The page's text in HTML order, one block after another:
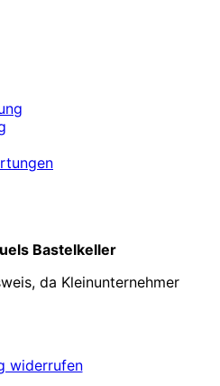
Bastelkeller
da Kleinunternehmer
widerrufen